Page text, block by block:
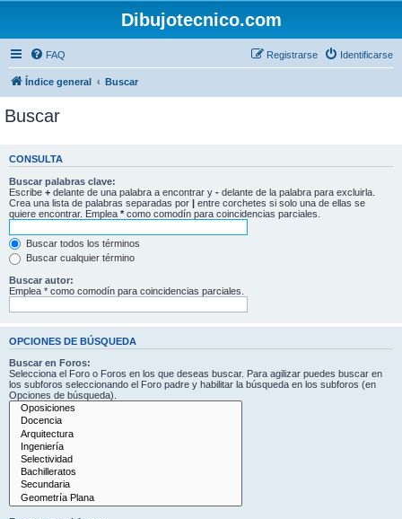
Dibujotecnico.com
FAQ Identificarse
Registrarse
Índice general Buscar
Buscar
CONSULTA
Buscar palabras clave:
Escribe + delante de una palabra a encontrar y - delante de la palabra para excluirla.
Crea una lista de palabras separadas por | entre corchetes si solo una de ellas se
quiere encontrar. Emplea * como comodín para coincidencias parciales.
Buscar todos los términos
Buscar cualquier término
Buscar autor:
Emplea * como comodín para coincidencias parciales.
OPCIONES DE BÚSQUEDA
Buscar en Foros:
Selecciona el Foro o Foros en los que deseas buscar. Para agilizar puedes buscar en
los subforos seleccionando el Foro padre y habilitar la búsqueda en los subforos (en
Opciones de búsqueda).